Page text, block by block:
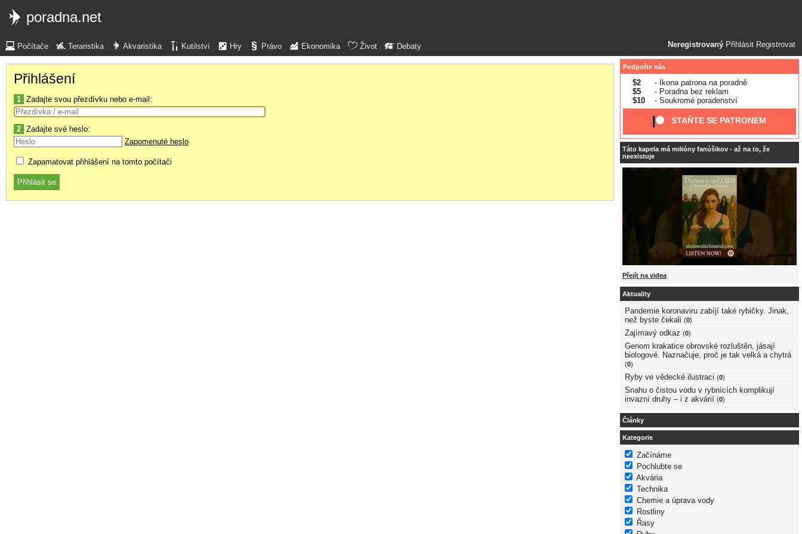
poradna.net
Neregistrovaný Přihlásit Registrovat
Počítače Teraristika Akvaristika Kutilství Hry Právo Ekonomika Život Debaty
Přihlášení
1 Zadajte svou přezdívku nebo e-mail:
2 Zadajte své heslo:
Zapomenuté heslo
Zapamatovat přihlášení na tomto počítači
Podpořte nás
$2
- Ikona patrona na poradně
$5
- Poradna bez reklam
$10
- Soukromé poradenství
STAŇTE SE PATRONEM
Táto kapela má milióny fanúšikov - až na to, že
neexistuje
Přejít na videa
Aktuality
Pandemie koronaviru zabíjí také rybičky. Jinak,
než byste čekali (0)
Zajímavý odkaz (0)
Genom krakatice obrovské rozluštěn, jásají
biologové. Naznačuje, proč je tak velká a chytrá
(0)
Ryby ve vědecké ilustraci (0)
Snahu o čistou vodu v rybnících komplikují
invazní druhy – i z akvárií (0)
Články
Kategorie
Začínáme
Pochlubte se
Akvária
Technika
Chemie a úprava vody
Rostliny
Řasy